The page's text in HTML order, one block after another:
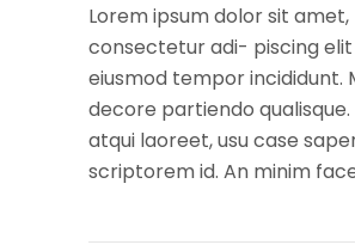
Lorem ipsum dolor sit amet,
consectetur adi- piscing elit
eiusmod tempor incididunt.
decore partiendo qualisque.
atqui laoreet, usu case
scriptorem id. An minim